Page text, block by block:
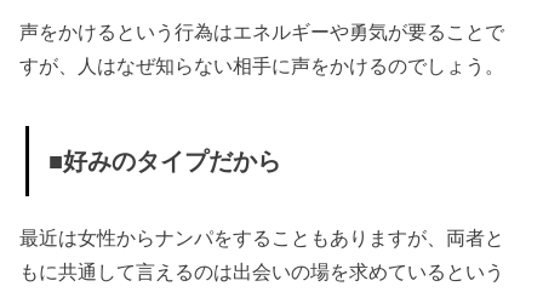
声をかけるという行為はエネルギーや勇気が要ることで
すが、人はなぜ知らない相手に声をかけるのでしょう。
■好みのタイプだから
最近は女性からナンパをすることもありますが、両者と
もに共通して言えるのは出会いの場を求めているという